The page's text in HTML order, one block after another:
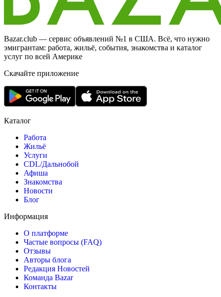
Bazar.club — сервис объявлений №1 в США. Всё, что нужно
эмигрантам: работа, жильё, события, знакомства и каталог
услуг по всей Америке
Скачайте приложение
Каталог
Работа
Жильё
Услуги
CDL/Дальнобой
Афиша
Знакомства
Новости
Блог
Информация
О платформе
Частые вопросы (FAQ)
Отзывы
Авторы блога
Редакция Новостей
Команда Bazar
Контакты